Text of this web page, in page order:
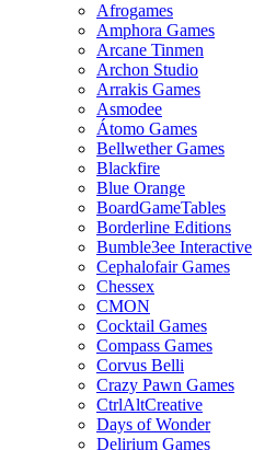
Afrogames
Amphora Games
Arcane Tinmen
Archon Studio
Arrakis Games
Asmodee
Átomo Games
Bellwether Games
Blackfire
Blue Orange
BoardGameTables
Borderline Editions
Bumble3ee Interactive
Cephalofair Games
Chessex
CMON
Cocktail Games
Compass Games
Corvus Belli
Crazy Pawn Games
CtrlAltCreative
Days of Wonder
Delirium Games